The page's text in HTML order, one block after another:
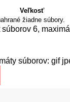
Veľkosť
žiadne súbory.
súborov 6,
súborov: gif